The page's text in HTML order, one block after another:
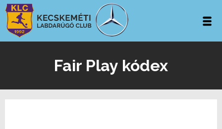
Fair Play kódex